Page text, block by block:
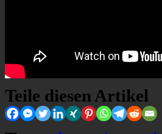
Teile diesen Artikel